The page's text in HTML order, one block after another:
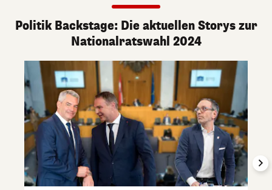
Politik Backstage: Die aktuellen Storys zur
Nationalratswahl 2024